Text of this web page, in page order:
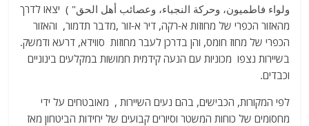
ولواء فاطميون، وحركة النجباء، وعصائب أهل الحق" ) יצאו לדרך
מהאזור הכפרי של מחוזות א-רקה, דיר א-זור ,מדבר תדמור, והאזור
הכפרי של מחוז חומס, והן בדרכן לעבר מחוזות סווידא, דרעא ודמשק.
בשיירות נצפו מכוניות עם הנעה קידמית חמושות במקלעים בינוניים
וכבדים.
לפי המקורות, הכבישים, בהם נעים השיירות , מאובטחים על ידי
מחסומים של כוחות המשטר וסיורים קבועים של יחידות הביטחון מאז